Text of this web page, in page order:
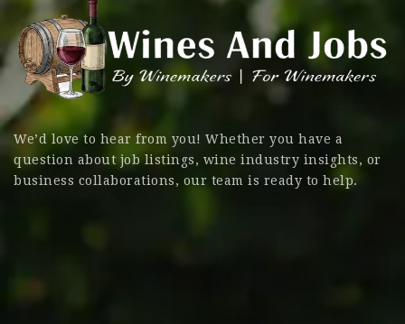
We’d love to hear from you! Whether you have a
question about job listings, wine industry insights, or
business collaborations, our team is ready to help.